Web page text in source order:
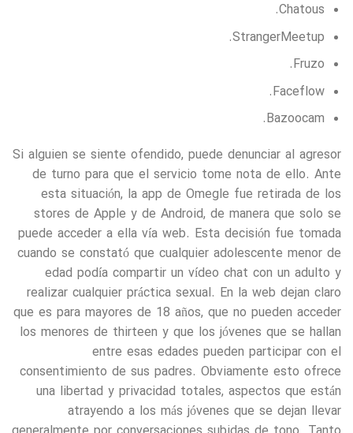
Chatous.
StrangerMeetup.
Fruzo.
Faceflow.
Bazoocam.
Si alguien se siente ofendido, puede denunciar al agresor
de turno para que el servicio tome nota de ello. Ante
esta situación, la app de Omegle fue retirada de los
stores de Apple y de Android, de manera que solo se
puede acceder a ella vía web. Esta decisión fue tomada
cuando se constató que cualquier adolescente menor de
edad podía compartir un vídeo chat con un adulto y
realizar cualquier práctica sexual. En la web dejan claro
que es para mayores de 18 años, que no pueden acceder
los menores de thirteen y que los jóvenes que se hallan
entre esas edades pueden participar con el
consentimiento de sus padres. Obviamente esto ofrece
una libertad y privacidad totales, aspectos que están
atrayendo a los más jóvenes que se dejan llevar